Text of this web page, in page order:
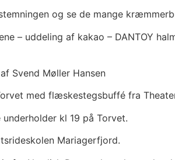
og se de mange
– uddeling af kakao – DANTOY
Svend Møller Hansen
med flæskestegsbuffé fra
underholder kl 19 på Torvet.
Mariagerfjord.